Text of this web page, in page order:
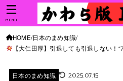
MENU
HOME 日本のまめ知識
【大仁田厚】引退しても引退しない！
日本のまめ知識 2025.07.15